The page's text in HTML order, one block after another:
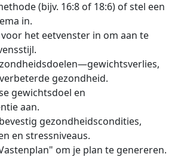
(bijv. 16:8 of 18:6) of stel een
in.
het eetvenster in om aan te
gezondheid.
gewichtsdoel en
aan.
gezondheidscondities,
en stressniveaus.
om je plan te genereren.